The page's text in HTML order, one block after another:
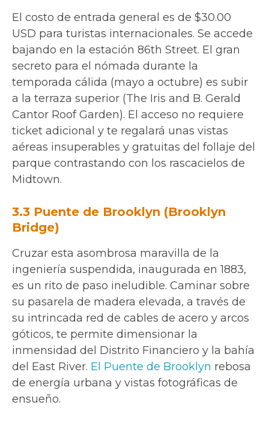
El costo de entrada general es de $30.00
USD para turistas internacionales. Se accede
bajando en la estación 86th Street. El gran
secreto para el nómada durante la
temporada cálida (mayo a octubre) es subir
a la terraza superior (The Iris and B. Gerald
Cantor Roof Garden). El acceso no requiere
ticket adicional y te regalará unas vistas
aéreas insuperables y gratuitas del follaje del
parque contrastando con los rascacielos de
Midtown.
3.3 Puente de Brooklyn (Brooklyn
Bridge)
Cruzar esta asombrosa maravilla de la
ingeniería suspendida, inaugurada en 1883,
es un rito de paso ineludible. Caminar sobre
su pasarela de madera elevada, a través de
su intrincada red de cables de acero y arcos
góticos, te permite dimensionar la
inmensidad del Distrito Financiero y la bahía
del East River. El Puente de Brooklyn rebosa
de energía urbana y vistas fotográficas de
ensueño.